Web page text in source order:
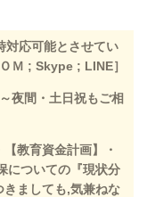
対応可能とさせてい
Ｍ ; Skype ; LINE］
夜間・土日祝もご相
教育資金計画】・
についての『現状分
ましても,気兼ねな